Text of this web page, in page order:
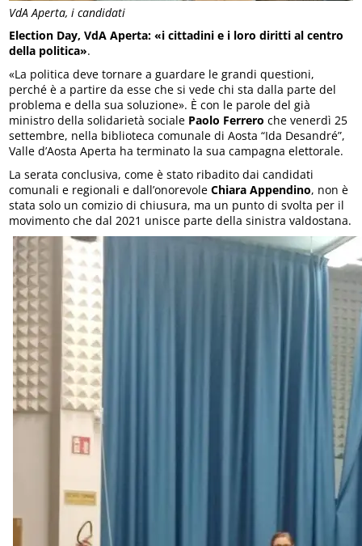
VdA Aperta, i candidati
Election Day, VdA Aperta: «i cittadini e i loro diritti al centro
della politica».
«La politica deve tornare a guardare le grandi questioni,
perché è a partire da esse che si vede chi sta dalla parte del
problema e della sua soluzione». È con le parole del già
ministro della solidarietà sociale Paolo Ferrero che venerdì 25
settembre, nella biblioteca comunale di Aosta “Ida Desandré”,
Valle d’Aosta Aperta ha terminato la sua campagna elettorale.
La serata conclusiva, come è stato ribadito dai candidati
comunali e regionali e dall’onorevoleChiara Appendino, non è
stata solo un comizio di chiusura, ma un punto di svolta per il
movimento che dal 2021 unisce parte della sinistra valdostana.